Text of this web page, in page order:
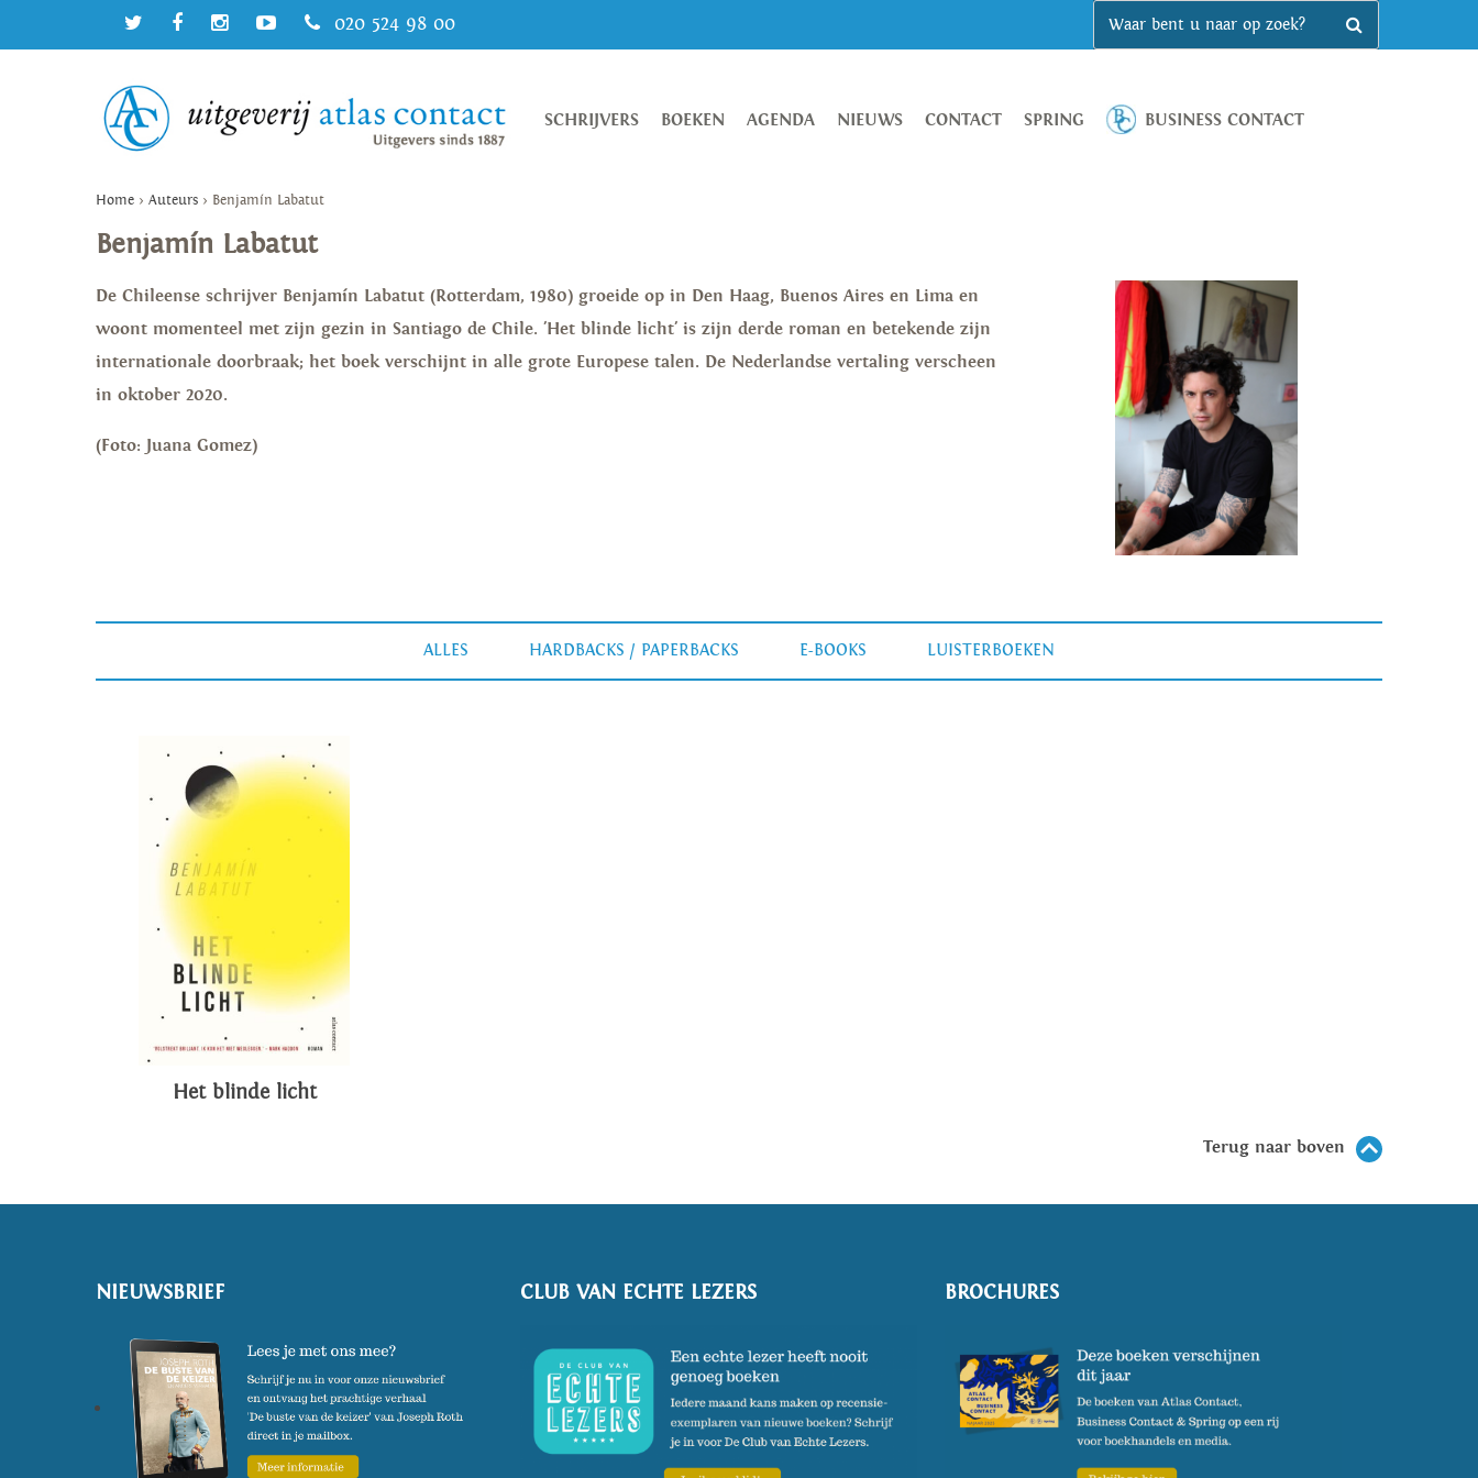
020 524 98 00
SCHRIJVERS BOEKEN AGENDA NIEUWS CONTACT SPRING BUSINESS CONTACT
Home > Auteurs > Benjamín Labatut
Benjamín Labatut
De Chileense schrijver Benjamín Labatut (Rotterdam, 1980) groeide op in Den Haag, Buenos Aires en Lima en
woont momenteel met zijn gezin in Santiago de Chile. 'Het blinde licht' is zijn derde roman en betekende zijn
internationale doorbraak; het boek verschijnt in alle grote Europese talen. De Nederlandse vertaling verscheen
in oktober 2020.
(Foto: Juana Gomez)
ALLES HARDBACKS / PAPERBACKS E-BOOKS LUISTERBOEKEN
Het blinde licht
Terug naar boven
NIEUWSBRIEF CLUB VAN ECHTE LEZERS BROCHURES